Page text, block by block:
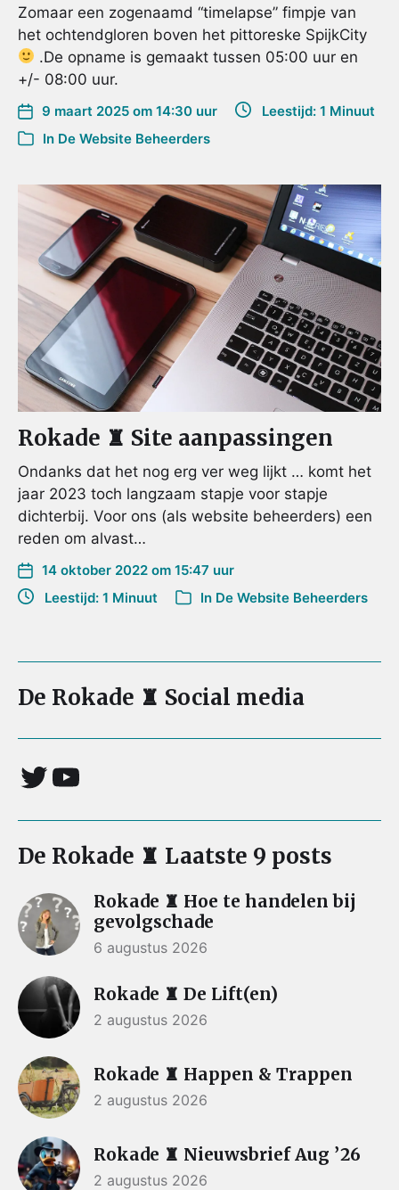
Zomaar een zogenaamd “timelapse” fimpje van
het ochtendgloren boven het pittoreske SpijkCity
.De opname is gemaakt tussen 05:00 uur en
+/- 08:00 uur.
9 maart 2025 om 14:30 uur
Leestijd: 1 Minuut
In De Website Beheerders
Rokade ♜ Site aanpassingen
Ondanks dat het nog erg ver weg lijkt … komt het
jaar 2023 toch langzaam stapje voor stapje
dichterbij. Voor ons (als website beheerders) een
reden om alvast…
14 oktober 2022 om 15:47 uur
Leestijd: 1 Minuut
In De Website Beheerders
De Rokade ♜ Social media
De Rokade ♜ Laatste 9 posts
Rokade ♜ Hoe te handelen bij
gevolgschade
6 augustus 2026
Rokade ♜ De Lift(en)
2 augustus 2026
Rokade ♜ Happen & Trappen
2 augustus 2026
Rokade ♜ Nieuwsbrief Aug ’26
2 augustus 2026